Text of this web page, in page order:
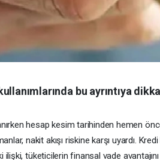
bu ayrıntıya
hesap kesim tarihinden hemen
nakit akışı riskine karşı uyardı.
ilişki, tüketicilerin finansal vade